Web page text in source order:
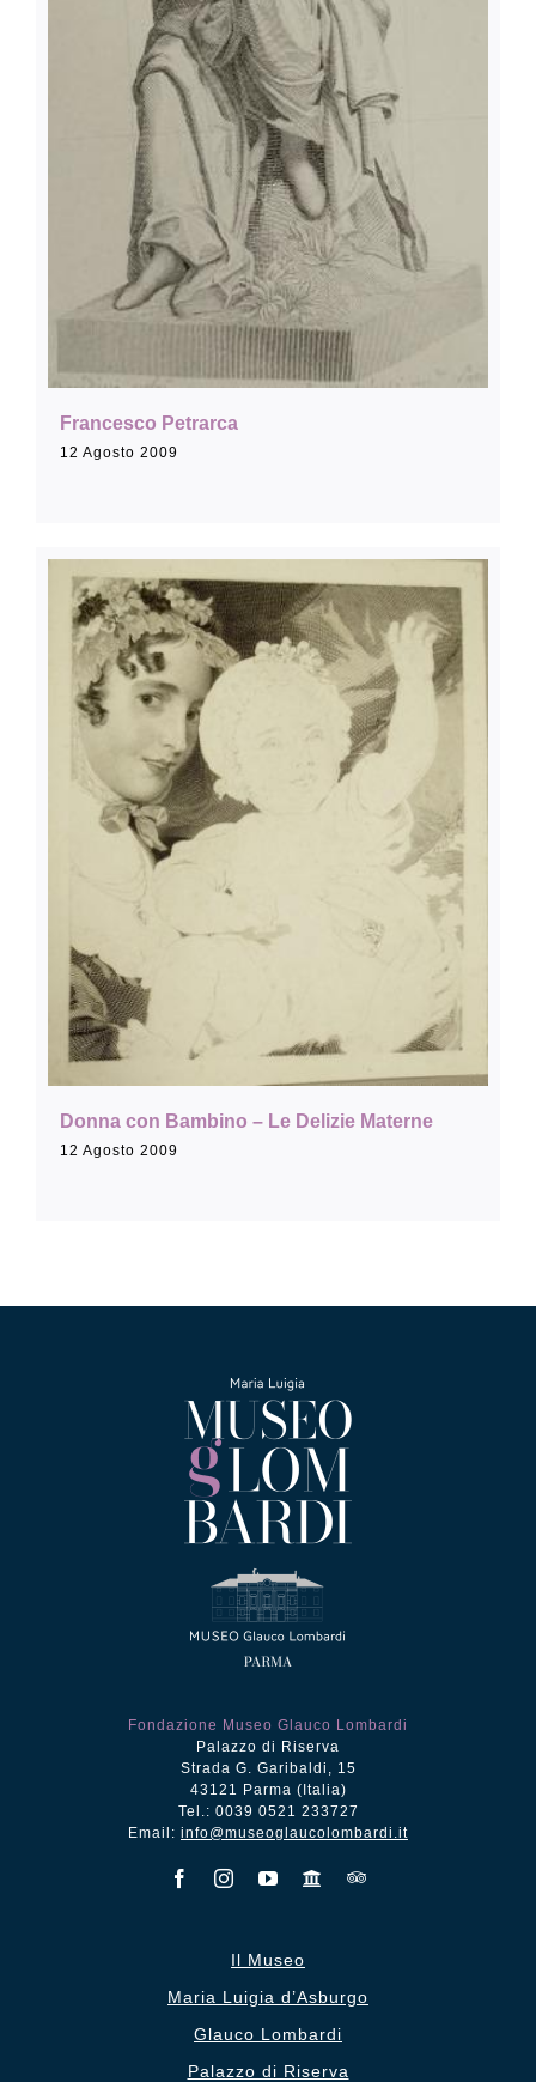
Contatti e biglietti
Accessibilità
English
Francesco Petrarca
12 Agosto 2009
Donna con Bambino – Le Delizie Materne
12 Agosto 2009
Fondazione Museo Glauco Lombardi
Palazzo di Riserva
Strada G. Garibaldi, 15
43121 Parma (Italia)
Tel.: 0039 0521 233727
Email: info@museoglaucolombardi.it
Il Museo
Maria Luigia d’Asburgo
Glauco Lombardi
Palazzo di Riserva